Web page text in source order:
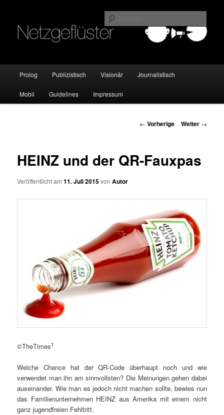
Netzgeflüster
Zum
Inhalt
Prolog Publizistisch Visionär Journalistisch
Mobil Guidelines Impressum
Beitrags-
← Vorherige Weiter →
HEINZ und der QR-Fauxpas
Veröffentlicht am11. Juli 2015vonAutor
©TheTimes1
Welche Chance hat der QR-Code überhaupt noch und wie
verwendet man ihn am sinnvollsten? Die Meinungen gehen dabei
auseinander. Wie man es jedoch nicht machen sollte, bewies nun
das Familienunternehmen HEINZ aus Amerika mit einem nicht
ganz jugendfreien Fehltritt.